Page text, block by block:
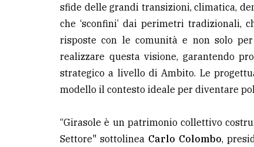
sfide delle grandi transizioni, climatica,
che ‘sconfini’ dai perimetri tradizionali,
risposte con le comunità e non solo
realizzare questa visione, garantendo
strategico a livello di Ambito. Le
modello il contesto ideale per diventare
“Girasole è un patrimonio collettivo
Settore" sottolinea Carlo Colombo,